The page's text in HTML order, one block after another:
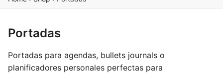
Portadas
Portadas para agendas, bullets journals o
planificadores personales perfectas para